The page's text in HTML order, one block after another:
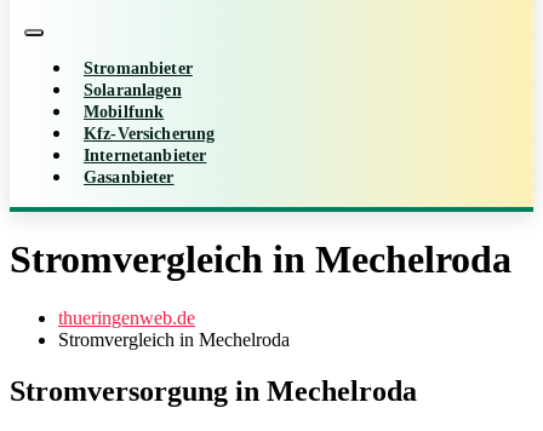
Stromanbieter
Solaranlagen
Mobilfunk
Kfz-Versicherung
Internetanbieter
Gasanbieter
Stromvergleich in Mechelroda
thueringenweb.de
Stromvergleich in Mechelroda
Stromversorgung in Mechelroda